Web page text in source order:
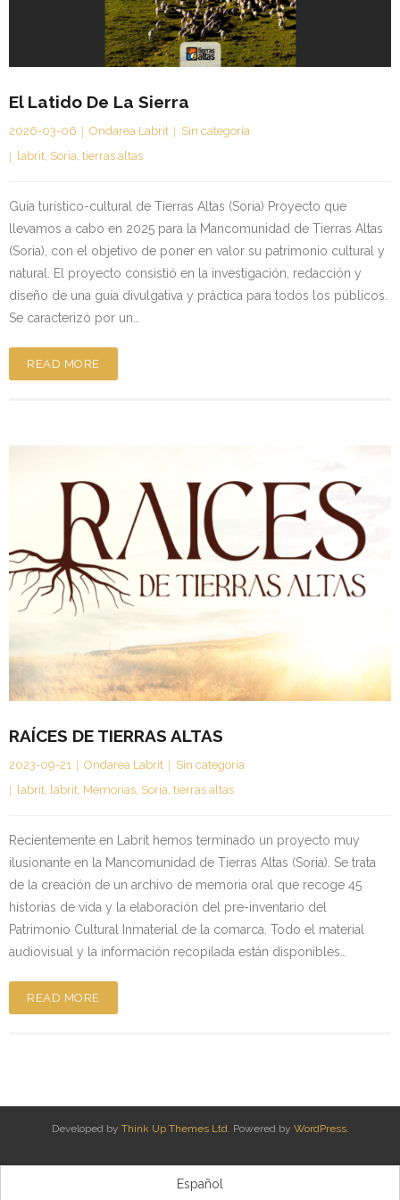
Kontaktua | Contacto
El Latido De La Sierra
2026-03-06 Ondarea Labrit
Sin categoría
labrit, Soria, tierras altas
Guía turístico-cultural de Tierras Altas (Soria) Proyecto que
llevamos a cabo en 2025 para la Mancomunidad de Tierras Altas
(Soria), con el objetivo de poner en valor su patrimonio cultural y
natural. El proyecto consistió en la investigación, redacción y
diseño de una guía divulgativa y práctica para todos los públicos.
Se caracterizó por un…
READ MORE
RAÍCES DE TIERRAS ALTAS
2023-09-21 Ondarea Labrit
Sin categoría
labrit labrit Memorias Soria tierras altas
Recientemente en Labrit hemos terminado un proyecto muy
ilusionante en la Mancomunidad de Tierras Altas (Soria). Se trata
de la creación de un archivo de memoria oral que recoge 45
historias de vida y la elaboración del pre-inventario del
Patrimonio Cultural Inmaterial de la comarca. Todo el material
audiovisual y la información recopilada están disponibles…
READ MORE
Developed by Think Up Themes Ltd . Powered by WordPress.
Español